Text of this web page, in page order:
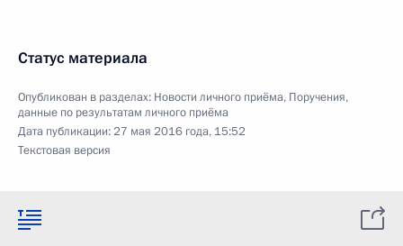
Статус материала
Опубликован в разделах: Новости личного приёма, Поручения,
данные по результатам личного приёма
Дата публикации:27 мая 2016 года, 15:52
Текстовая версия